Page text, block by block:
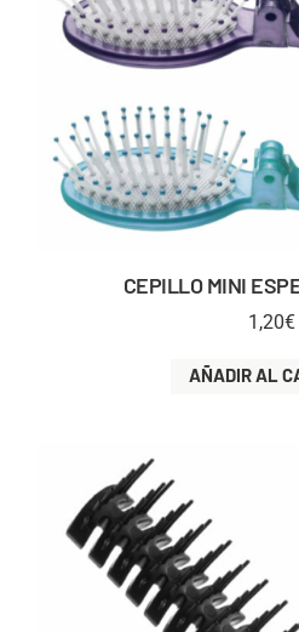
CEPILLO MINI
1,20€
AÑADIR AL